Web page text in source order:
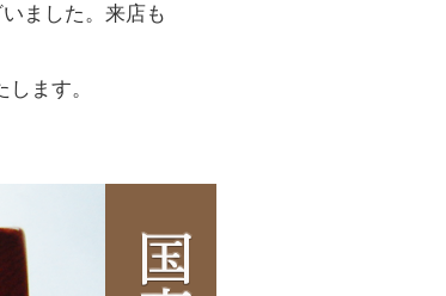
ました。来店も
ます。